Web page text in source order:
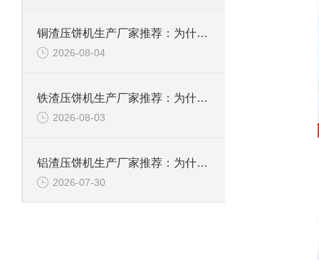
铜渣压饼机生产厂家推荐：为什么恩派特成为众多企业的信赖？
2026-08-04
铁渣压饼机生产厂家推荐：为什么恩派特成为众多企业的优选？
2026-08-03
铝渣压饼机生产厂家推荐：为什么恩派特是值得信赖的选择？
2026-07-30